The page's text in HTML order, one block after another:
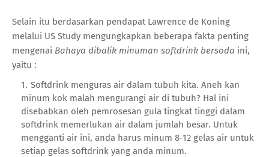
Selain itu berdasarkan pendapat Lawrence de Koning
melalui US Study mengungkapkan beberapa fakta penting
mengenai Bahaya dibalik minuman softdrink bersoda ini,
yaitu :
Softdrink menguras air dalam tubuh kita. Aneh kan
minum kok malah mengurangi air di tubuh? Hal ini
disebabkan oleh pemrosesan gula tingkat tinggi dalam
softdrink memerlukan air dalam jumlah besar. Untuk
mengganti air ini, anda harus minum 8-12 gelas air untuk
setiap gelas softdrink yang anda minum.